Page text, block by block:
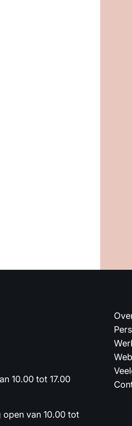
10.00 tot 17.00
van 10.00 tot
Pers